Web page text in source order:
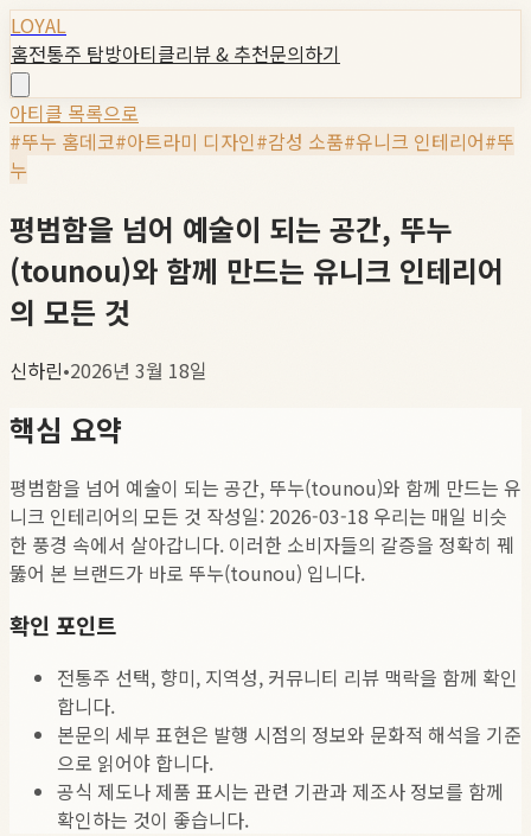
LOYAL
홈전통주 탐방아티클리뷰 & 추천문의하기
아티클 목록으로
#뚜누 홈데코#아트라미 디자인#감성 소품#유니크 인테리어#뚜
누
평범함을 넘어 예술이 되는 공간, 뚜누
(tounou)와 함께 만드는 유니크 인테리어
의 모든 것
신하린•2026년 3월 18일
핵심 요약
평범함을 넘어 예술이 되는 공간, 뚜누(tounou)와 함께 만드는 유
니크 인테리어의 모든 것 작성일: 2026-03-18 우리는 매일 비슷
한 풍경 속에서 살아갑니다. 이러한 소비자들의 갈증을 정확히 꿰
뚫어 본 브랜드가 바로 뚜누(tounou) 입니다.
확인 포인트
전통주 선택, 향미, 지역성, 커뮤니티 리뷰 맥락을 함께 확인
합니다.
본문의 세부 표현은 발행 시점의 정보와 문화적 해석을 기준
으로 읽어야 합니다.
공식 제도나 제품 표시는 관련 기관과 제조사 정보를 함께
확인하는 것이 좋습니다.